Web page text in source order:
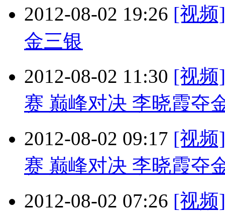
2012-08-02 19:26 [视频
金三银
2012-08-02 11:30 [视频
赛 巅峰对决 李晓霞夺
2012-08-02 09:17 [视频
赛 巅峰对决 李晓霞夺
2012-08-02 07:26 [视频